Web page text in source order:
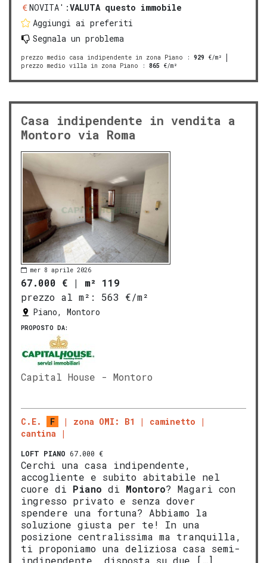
NOVITA':VALUTA questo immobile
Aggiungi ai preferiti
Segnala un problema
prezzo medio casa indipendente in zona Piano : 929 €/m²
prezzo medio villa in zona Piano : 865 €/m²
Casa indipendente in vendita a
Montoro via Roma
mer 8 aprile 2026
67.000 € | m² 119
prezzo al m²:
563 €/m²
Piano, Montoro
PROPOSTO DA:
Capital House - Montoro
C.E. F zona OMI: B1
caminetto
cantina
LOFT PIANO 67.000 €
Cerchi una casa indipendente,
accogliente e subito abitabile nel
cuore di Piano di Montoro? Magari con
ingresso privato e senza dover
spendere una fortuna? Abbiamo la
soluzione giusta per te! In una
posizione centralissima ma tranquilla,
ti proponiamo una deliziosa casa semi-
indipendente, disposta su due […]